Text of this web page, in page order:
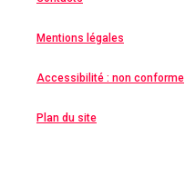
Mentions légales
Accessibilité : non conforme
Plan du site